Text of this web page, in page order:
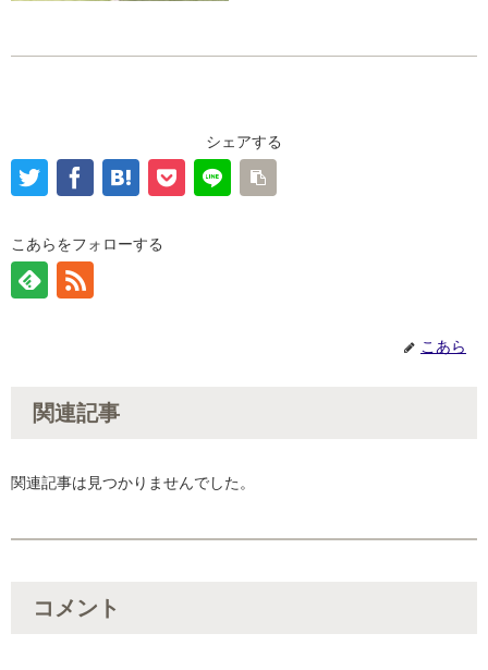
シェアする
こあらをフォローする
こあら
関連記事
関連記事は見つかりませんでした。
コメント